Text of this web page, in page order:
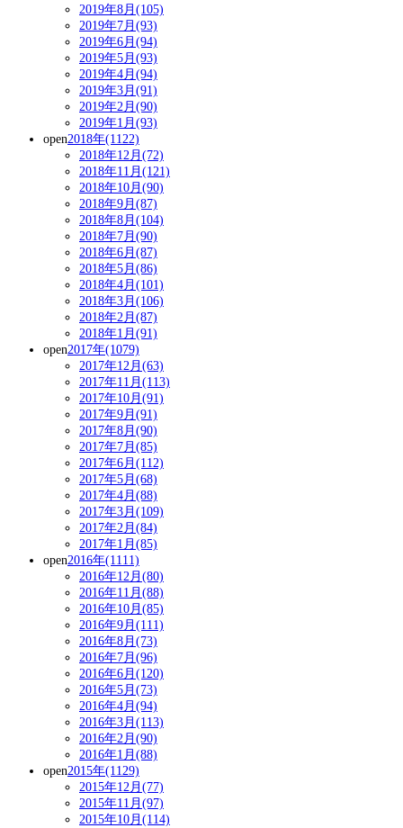
2019年8月(105)
2019年7月(93)
2019年6月(94)
2019年5月(93)
2019年4月(94)
2019年3月(91)
2019年2月(90)
2019年1月(93)
open2018年(1122)
2018年12月(72)
2018年11月(121)
2018年10月(90)
2018年9月(87)
2018年8月(104)
2018年7月(90)
2018年6月(87)
2018年5月(86)
2018年4月(101)
2018年3月(106)
2018年2月(87)
2018年1月(91)
open2017年(1079)
2017年12月(63)
2017年11月(113)
2017年10月(91)
2017年9月(91)
2017年8月(90)
2017年7月(85)
2017年6月(112)
2017年5月(68)
2017年4月(88)
2017年3月(109)
2017年2月(84)
2017年1月(85)
open2016年(1111)
2016年12月(80)
2016年11月(88)
2016年10月(85)
2016年9月(111)
2016年8月(73)
2016年7月(96)
2016年6月(120)
2016年5月(73)
2016年4月(94)
2016年3月(113)
2016年2月(90)
2016年1月(88)
open2015年(1129)
2015年12月(77)
2015年11月(97)
2015年10月(114)